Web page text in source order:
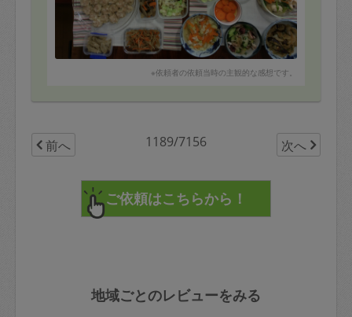
13 焼きシウマイと塩糀キャベツ
14 キャベツと人参の甘酢漬け
15 タコときゅうりの炒めサラダ
16 ゴボウきんぴら
17 ゴボウの塩糀ナムル
18 ゴボウとシメジの田舎煮
20 人参の甘煮
品数に尊敬せずにはいられません。
お人柄が良い上に一生懸命にご対応くださり有難うござ
美味しいお料理で残り少ない夏休みを楽しませていただ
きます(^-^)
※依頼者の依頼当時の主観的な感想です。
前へ 1189/7156 次へ
地域ごとのレビューをみる